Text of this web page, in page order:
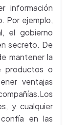
información
Por ejemplo,
el gobierno
secreto. De
mantener la
productos o
ventajas
y cualquier
en las